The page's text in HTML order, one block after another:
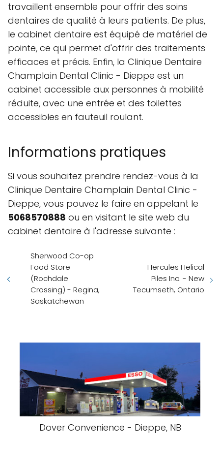
travaillent ensemble pour offrir des soins
dentaires de qualité à leurs patients. De plus,
le cabinet dentaire est équipé de matériel de
pointe, ce qui permet d'offrir des traitements
efficaces et précis. Enfin, la Clinique Dentaire
Champlain Dental Clinic - Dieppe est un
cabinet accessible aux personnes à mobilité
réduite, avec une entrée et des toilettes
accessibles en fauteuil roulant.
Informations pratiques
Si vous souhaitez prendre rendez-vous à la
Clinique Dentaire Champlain Dental Clinic -
Dieppe, vous pouvez le faire en appelant le
5068570888 ou en visitant le site web du
cabinet dentaire à l'adresse suivante :
Sherwood Co-op
Food Store
(Rochdale
Crossing) - Regina,
Saskatchewan
Hercules Helical
Piles Inc. - New
Tecumseth, Ontario
Dover Convenience - Dieppe, NB